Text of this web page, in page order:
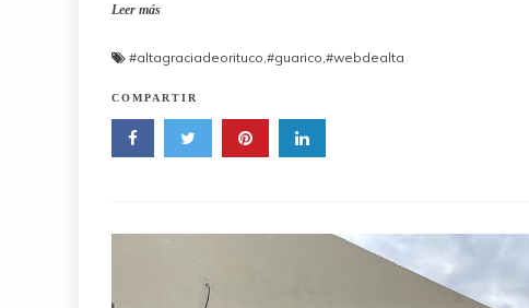
Leer más
#altagraciadeorituco #guarico #webdealta
COMPARTIR